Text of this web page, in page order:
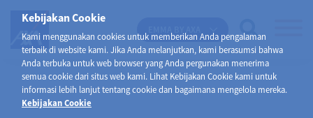
Kebijakan Cookie
Kami menggunakan cookies untuk memberikan Anda pengalaman
terbaik di website kami. Jika Anda melanjutkan, kami berasumsi bahwa
Anda terbuka untuk web browser yang Anda pergunakan menerima
semua cookie dari situs web kami. Lihat Kebijakan Cookie kami untuk
informasi lebih lanjut tentang cookie dan bagaimana mengelola mereka.
Kebijakan Cookie